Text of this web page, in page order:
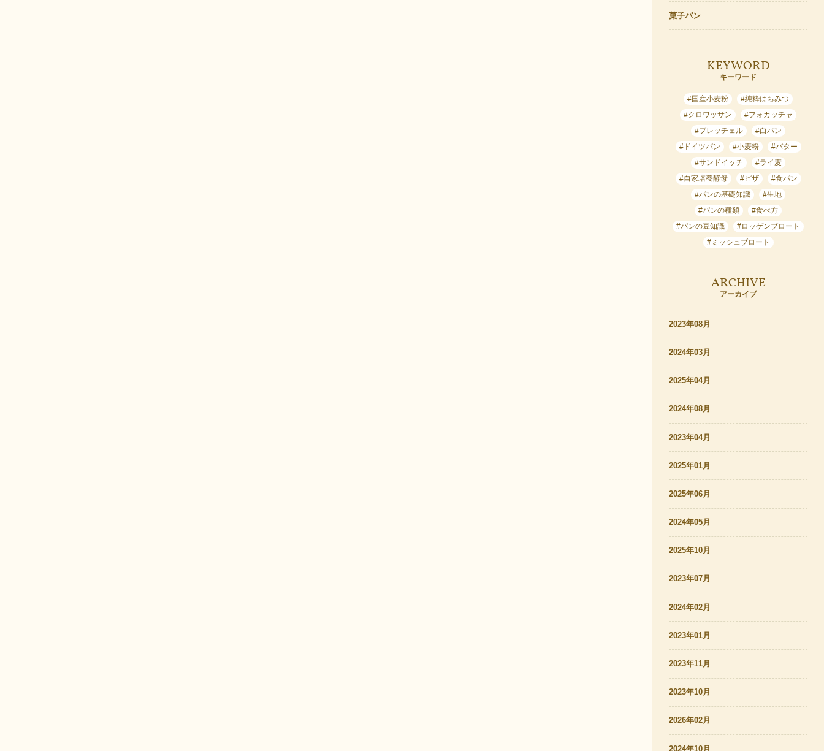
菓子パン
KEYWORD
キーワード
#国産小麦粉
#純粋はちみつ
#クロワッサン
#フォカッチャ
#ブレッチェル
#白パン
#ドイツパン
#小麦粉
#バター
#サンドイッチ
#ライ麦
#自家培養酵母
#ピザ
#食パン
#パンの基礎知識
#生地
#パンの種類
#食べ方
#パンの豆知識
#ロッゲンブロート
#ミッシュブロート
ARCHIVE
アーカイブ
2023年08月
2024年03月
2025年04月
2024年08月
2023年04月
2025年01月
2025年06月
2024年05月
2025年10月
2023年07月
2024年02月
2023年01月
2023年11月
2023年10月
2026年02月
2024年10月